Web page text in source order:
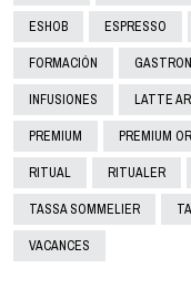
ESHOB ESPRESSO
FORMACIÓN
INFUSIONES LATTE
PREMIUM PREMIUM
RITUAL RITUALER
TASSA SOMMELIER
VACANCES